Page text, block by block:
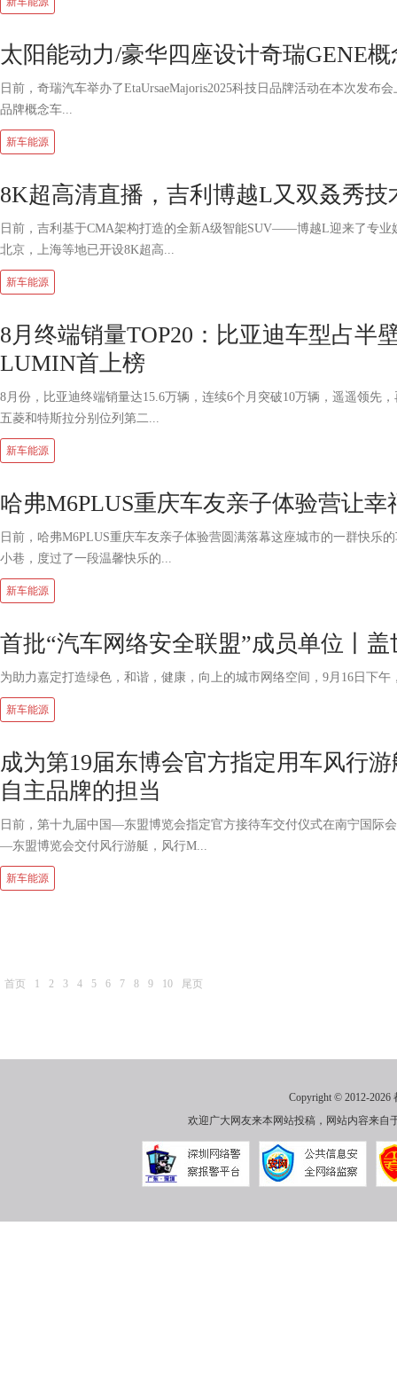
太阳能动力/豪华四座设计奇瑞GENE
日前，奇瑞汽车举办了EtaUrsaeMajoris2025科技日品牌活动在本次发布
品牌概念车...
新车能源
8K超高清直播，吉利博越L又双叒秀技
日前，吉利基于CMA架构打造的全新A级智能SUV——博越L迎来了专业
北京，上海等地已开设8K超高...
新车能源
8月终端销量TOP20：比亚迪车型占半
LUMIN首上榜
8月份，比亚迪终端销量达15.6万辆，连续6个月突破10万辆，遥遥领先
五菱和特斯拉分别位列第二...
新车能源
哈弗M6PLUS重庆车友亲子体验营让幸
日前，哈弗M6PLUS重庆车友亲子体验营圆满落幕这座城市的一群快乐
小巷，度过了一段温馨快乐的...
新车能源
首批“汽车网络安全联盟”成员单位丨盖
为助力嘉定打造绿色，和谐，健康，向上的城市网络空间，9月16日下午
新车能源
成为第19届东博会官方指定用车风行
自主品牌的担当
日前，第十九届中国—东盟博览会指定官方接待车交付仪式在南宁国际
—东盟博览会交付风行游艇，风行M...
新车能源
首页 1 2 3 4 5 6 7 8 9 10 尾页
Copyright © 2012-2026
欢迎广大网友来本网站投稿，网站内容来自